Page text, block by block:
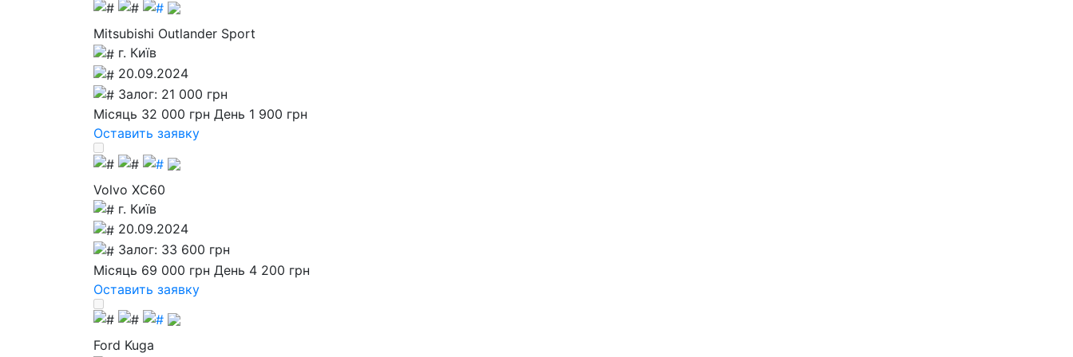
Mitsubishi Outlander Sport
г. Київ
20.09.2024
Залог: 21 000 грн
Місяць 32 000 грн День 1 900 грн
Оставить заявку
Volvo XC60
г. Київ
20.09.2024
Залог: 33 600 грн
Місяць 69 000 грн День 4 200 грн
Оставить заявку
Ford Kuga